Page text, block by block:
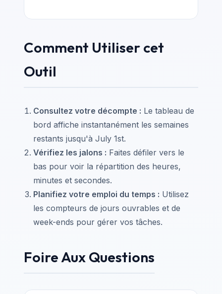
Comment Utiliser cet
Outil
Consultez votre décompte : Le tableau de
bord affiche instantanément les semaines
restants jusqu'à July 1st.
Vérifiez les jalons : Faites défiler vers le
bas pour voir la répartition des heures,
minutes et secondes.
Planifiez votre emploi du temps : Utilisez
les compteurs de jours ouvrables et de
week-ends pour gérer vos tâches.
Foire Aux Questions